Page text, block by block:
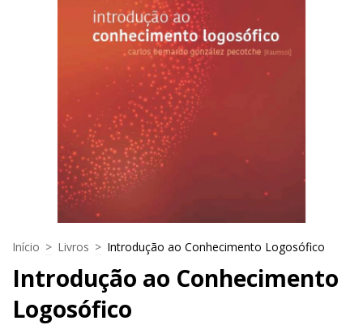
Início > Livros > Introdução ao Conhecimento Logosófico
Introdução ao Conhecimento
Logosófico